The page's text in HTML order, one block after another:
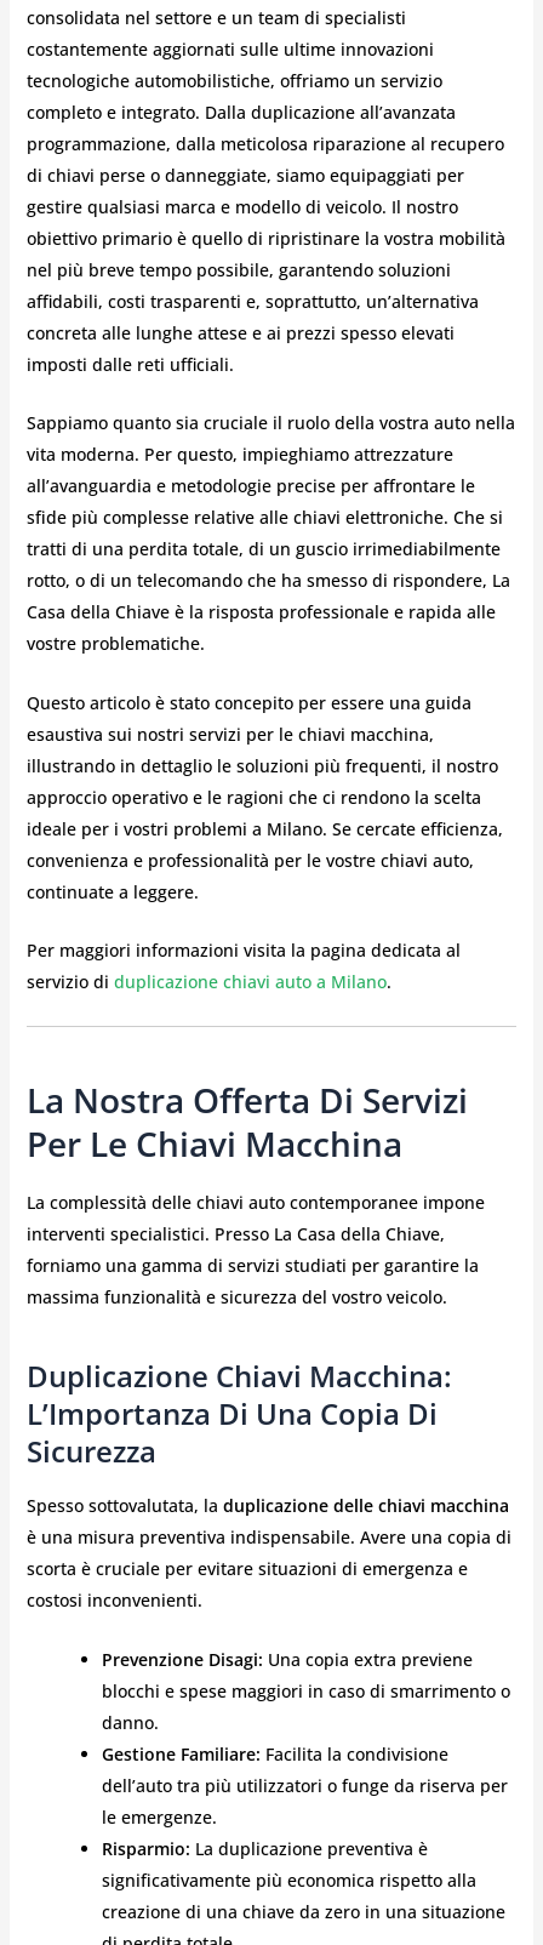
consolidata nel settore e un team di specialisti
costantemente aggiornati sulle ultime innovazioni
tecnologiche automobilistiche, offriamo un servizio
completo e integrato. Dalla duplicazione all’avanzata
programmazione, dalla meticolosa riparazione al recupero
di chiavi perse o danneggiate, siamo equipaggiati per
gestire qualsiasi marca e modello di veicolo. Il nostro
obiettivo primario è quello di ripristinare la vostra mobilità
nel più breve tempo possibile, garantendo soluzioni
affidabili, costi trasparenti e, soprattutto, un’alternativa
concreta alle lunghe attese e ai prezzi spesso elevati
imposti dalle reti ufficiali.
Sappiamo quanto sia cruciale il ruolo della vostra auto nella
vita moderna. Per questo, impieghiamo attrezzature
all’avanguardia e metodologie precise per affrontare le
sfide più complesse relative alle chiavi elettroniche. Che si
tratti di una perdita totale, di un guscio irrimediabilmente
rotto, o di un telecomando che ha smesso di rispondere, La
Casa della Chiave è la risposta professionale e rapida alle
vostre problematiche.
Questo articolo è stato concepito per essere una guida
esaustiva sui nostri servizi per le chiavi macchina,
illustrando in dettaglio le soluzioni più frequenti, il nostro
approccio operativo e le ragioni che ci rendono la scelta
ideale per i vostri problemi a Milano. Se cercate efficienza,
convenienza e professionalità per le vostre chiavi auto,
continuate a leggere.
Per maggiori informazioni visita la pagina dedicata al
servizio di duplicazione chiavi auto a Milano.
La Nostra Offerta Di Servizi
Per Le Chiavi Macchina
La complessità delle chiavi auto contemporanee impone
interventi specialistici. Presso La Casa della Chiave,
forniamo una gamma di servizi studiati per garantire la
massima funzionalità e sicurezza del vostro veicolo.
Duplicazione Chiavi Macchina:
L’Importanza Di Una Copia Di
Sicurezza
Spesso sottovalutata, la duplicazione delle chiavi macchina
è una misura preventiva indispensabile. Avere una copia di
scorta è cruciale per evitare situazioni di emergenza e
costosi inconvenienti.
Prevenzione Disagi: Una copia extra previene
blocchi e spese maggiori in caso di smarrimento o
danno.
Gestione Familiare: Facilita la condivisione
dell’auto tra più utilizzatori o funge da riserva per
le emergenze.
Risparmio: La duplicazione preventiva è
significativamente più economica rispetto alla
creazione di una chiave da zero in una situazione